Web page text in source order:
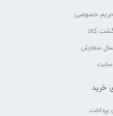
خصوصی
کالا
سفارش
خرید